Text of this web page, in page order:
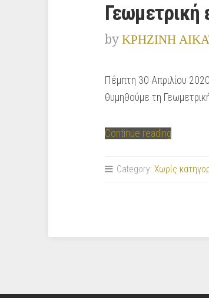
Γεωμετρική
by ΚΡΗΖΙΝΗ
Πέμπτη 30 Απριλίου
θυμηθούμε τη
Continue reading
–
Category: Χωρίς